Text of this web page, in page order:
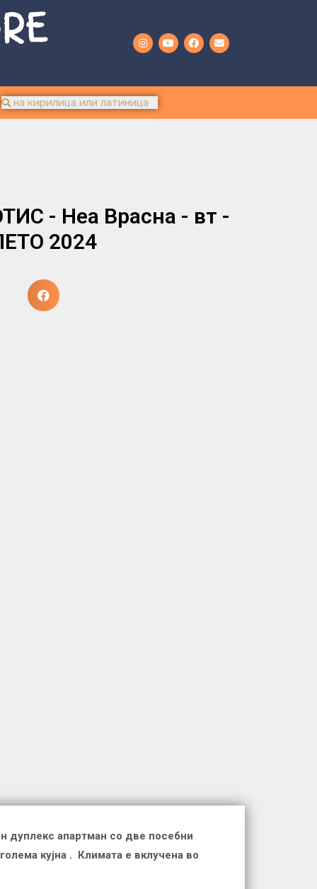
- Неа Врасна - вт -
2024
дуплекс апартман со две посебни
кујна . Климата е вклучена во